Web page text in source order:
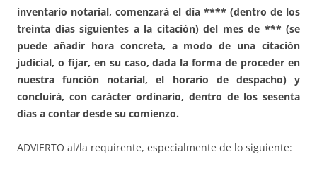
inventario notarial, comenzará el día **** (dentro de los
treinta días siguientes a la citación) del mes de *** (se
puede añadir hora concreta, a modo de una citación
judicial, o fijar, en su caso, dada la forma de proceder en
nuestra función notarial, el horario de despacho) y
concluirá, con carácter ordinario, dentro de los sesenta
días a contar desde su comienzo.
ADVIERTO al/la requirente, especialmente de lo siguiente: